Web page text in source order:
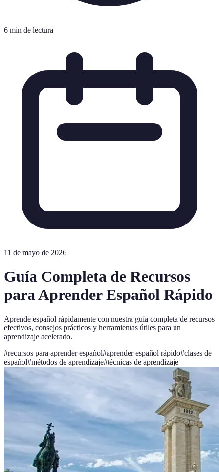
6 min de lectura
11 de mayo de 2026
Guía Completa de Recursos
para Aprender Español Rápido
Aprende español rápidamente con nuestra guía completa de recursos
efectivos, consejos prácticos y herramientas útiles para un
aprendizaje acelerado.
#recursos para aprender español#aprender español rápido#clases de
español#métodos de aprendizaje#técnicas de aprendizaje